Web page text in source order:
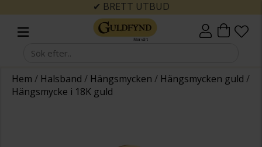
✔ BRETT UTBUD
Hem / Halsband / Hängsmycken / Hängsmycken guld /
Hängsmycke i 18K guld